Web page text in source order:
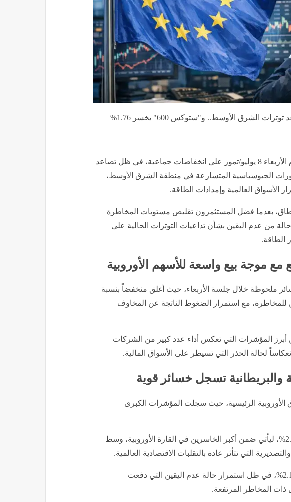
الشرق الأوسط.. و"ستوكس 600" يخسر 1.76%
أنهت البورصات الأوروبية تعاملات اليوم الأربعاء 8 يوليو/تموز على انخفاضات جماعية، في ظل تصاعد
الجيوسياسية المتسارعة في منطقة الشرق الأوسط،
الأسواق العالمية وإمدادات الطاقة.
بعدما فضل المستثمرون تقليص مستويات المخاطرة
حالة من عدم اليقين بشأن تداعيات التوترات الحالية على
الطاقة.
600 الأوروبي خسائر ملحوظة خلال جلسة الأربعاء، حيث أغلق منخفضاً بنسبة
للمخاطرة، مع استمرار الضغوط الناتجة عن المخاوف
أبرز المؤشرات التي تعكس أداء عدد كبير من الشركات
لحالة الحذر التي تسيطر على الأسواق المالية.
والبريطانية تسجل خسائر قوية
الأوروبية الرئيسية، حيث سجلت المؤشرات الكبرى
وتراجع مؤشر داكس الألماني بنسبة 2.35%، ليأتي ضمن أكبر الخاسرين في القارة الأوروبية، وسط
التي تتأثر عادة بالتقلبات الاقتصادية العالمية.
كما هبط مؤشر كاك الفرنسي بنسبة 2.18%، في ظل استمرار حالة عدم اليقين التي دفعت
ذات المخاطر المرتفعة.